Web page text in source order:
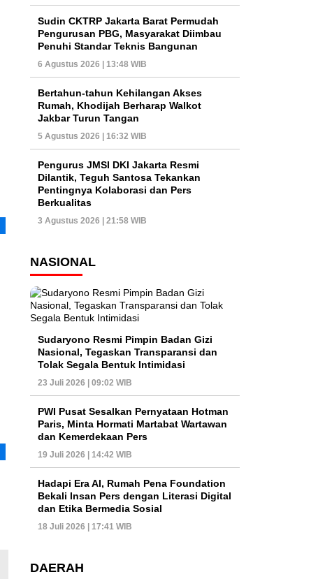
Sudin CKTRP Jakarta Barat Permudah
Pengurusan PBG, Masyarakat Diimbau
Penuhi Standar Teknis Bangunan
6 Agustus 2026 | 13:48 WIB
Bertahun-tahun Kehilangan Akses
Rumah, Khodijah Berharap Walkot
Jakbar Turun Tangan
5 Agustus 2026 | 16:32 WIB
Pengurus JMSI DKI Jakarta Resmi
Dilantik, Teguh Santosa Tekankan
Pentingnya Kolaborasi dan Pers
Berkualitas
3 Agustus 2026 | 21:58 WIB
NASIONAL
Sudaryono Resmi Pimpin Badan Gizi
Nasional, Tegaskan Transparansi dan
Tolak Segala Bentuk Intimidasi
23 Juli 2026 | 09:02 WIB
PWI Pusat Sesalkan Pernyataan Hotman
Paris, Minta Hormati Martabat Wartawan
dan Kemerdekaan Pers
19 Juli 2026 | 14:42 WIB
Hadapi Era AI, Rumah Pena Foundation
Bekali Insan Pers dengan Literasi Digital
dan Etika Bermedia Sosial
18 Juli 2026 | 17:41 WIB
DAERAH